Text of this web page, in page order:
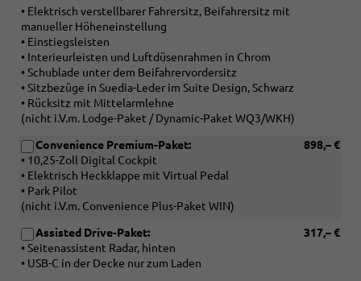
• Elektrisch verstellbarer Fahrersitz, Beifahrersitz mit
manueller Höheneinstellung
• Einstiegsleisten
• Interieurleisten und Luftdüsenrahmen in Chrom
• Schublade unter dem Beifahrervordersitz
• Sitzbezüge in Suedia-Leder im Suite Design, Schwarz
• Rücksitz mit Mittelarmlehne
(nicht i.V.m. Lodge-Paket / Dynamic-Paket WQ3/WKH)
898,– €
Convenience Premium-Paket:
• 10,25-Zoll Digital Cockpit
• Elektrisch Heckklappe mit Virtual Pedal
• Park Pilot
(nicht i.V.m. Convenience Plus-Paket WIN)
317,– €
Assisted Drive-Paket:
• Seitenassistent Radar, hinten
• USB-C in der Decke nur zum Laden